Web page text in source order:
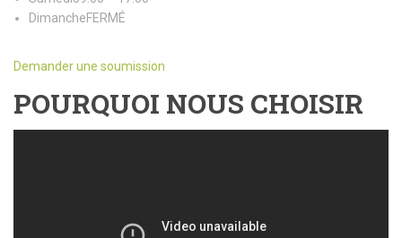
DimancheFERMÉ
Demander une soumission
POURQUOI NOUS CHOISIR